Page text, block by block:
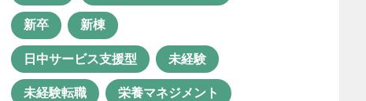
児童発達支援管理責任者
共同生活援助 医療×福祉
医療体制 口腔衛生管理
新卒 新棟
日中サービス支援型 未経験
未経験転職 栄養マネジメント